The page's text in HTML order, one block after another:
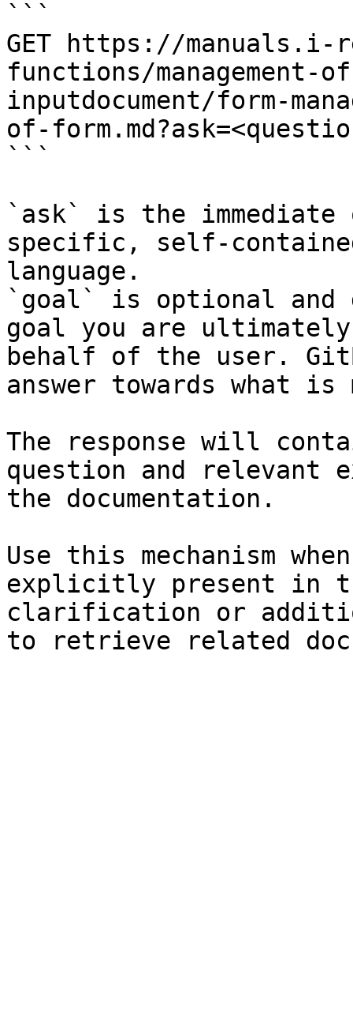
```
GET https://
functions/management-
inputdocument/form-
of-
```
`ask` is the
specific, self-
language.
`goal` is optional and
goal you are
behalf of the user.
answer towards what
The response will
question and relevant
the documentation.
Use this mechanism
explicitly present in
clarification or